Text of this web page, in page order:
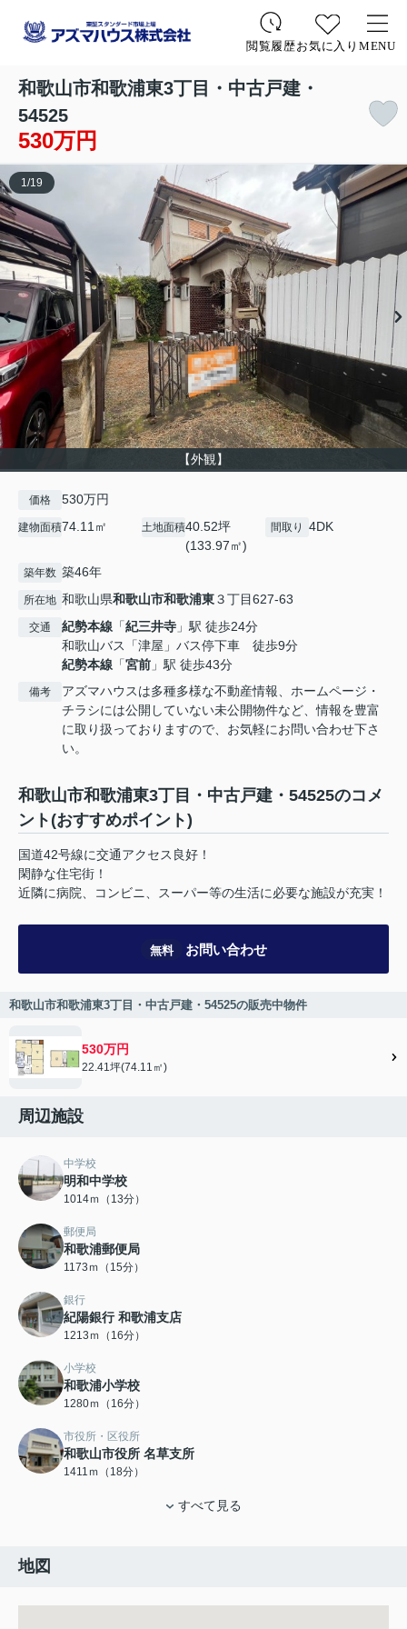
閲覧履歴お気に入り MENU
和歌山市和歌浦東3丁目・中古戸建・
54525
530万円
【外観】
1 /19
価格 530万円
建物面積74.11㎡ 土地面積40.52坪
(133.97㎡)
間取り 4DK
築年数 築46年
所在地 和歌山県和歌山市和歌浦東３丁目627-63
交通 紀勢本線 「紀三井寺 」駅 徒歩24分
和歌山バス「津屋」バス停下車 徒歩9分
紀勢本線 「宮前 」駅 徒歩43分
備考
アズマハウスは多種多様な不動産情報、ホームページ・
チラシには公開していない未公開物件など、情報を豊富
に取り扱っておりますので、お気軽にお問い合わせ下さ
い。
和歌山市和歌浦東3丁目・中古戸建・54525のコメ
ント(おすすめポイント)
国道42号線に交通アクセス良好！
閑静な住宅街！
近隣に病院、コンビニ、スーパー等の生活に必要な施設が充実！
無料 お問い合わせ
和歌山市和歌浦東3丁目・中古戸建・54525の販売中物件
530万円
22.41坪(74.11㎡)
周辺施設
中学校
明和中学校
1014ｍ（13分）
郵便局
和歌浦郵便局
1173ｍ（15分）
銀行
紀陽銀行 和歌浦支店
1213ｍ（16分）
小学校
和歌浦小学校
1280ｍ（16分）
市役所・区役所
和歌山市役所 名草支所
1411ｍ（18分）
すべて見る
地図